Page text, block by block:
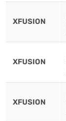
XFUSION
XFUSION
XFUSION